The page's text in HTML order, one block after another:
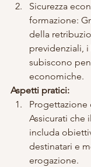
Sicurezza
formazione:
della
previdenziali,
subiscono
economiche.
Aspetti pratici:
Progettazione
Assicurati che
includa
destinatari e
erogazione.